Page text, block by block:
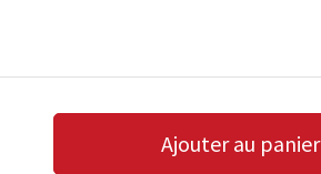
AUGMENTER LA QUANTITÉ
Ajouter au panier